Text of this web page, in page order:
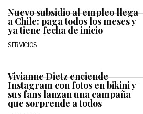
Nuevo subsidio al empleo llega
a Chile: paga todos los meses y
ya tiene fecha de inicio
SERVICIOS
Vivianne Dietz enciende
Instagram con fotos en bikini y
sus fans lanzan una campaña
que sorprende a todos